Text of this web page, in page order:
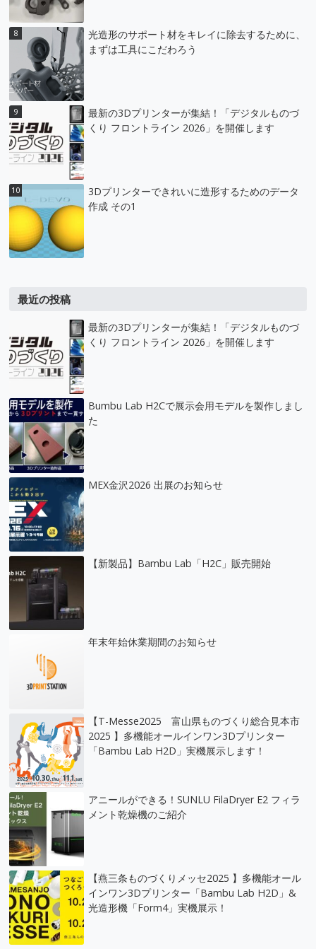
光造形のサポート材をキレイに除去するために、
まずは工具にこだわろう
最新の3Dプリンターが集結！「デジタルものづ
くり フロントライン 2026」を開催します
3Dプリンターできれいに造形するためのデータ
作成 その1
最近の投稿
最新の3Dプリンターが集結！「デジタルものづ
くり フロントライン 2026」を開催します
Bumbu Lab H2Cで展示会用モデルを製作しまし
た
MEX金沢2026 出展のお知らせ
【新製品】Bambu Lab「H2C」販売開始
年末年始休業期間のお知らせ
【T-Messe2025 富山県ものづくり総合見本市
2025 】多機能オールインワン3Dプリンター
「Bambu Lab H2D」実機展示します！
アニールができる！SUNLU FilaDryer E2 フィラ
メント乾燥機のご紹介
【燕三条ものづくりメッセ2025 】多機能オール
インワン3Dプリンター「Bambu Lab H2D」&
光造形機「Form4」実機展示！